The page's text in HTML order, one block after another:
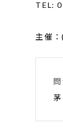
TEL:
主催